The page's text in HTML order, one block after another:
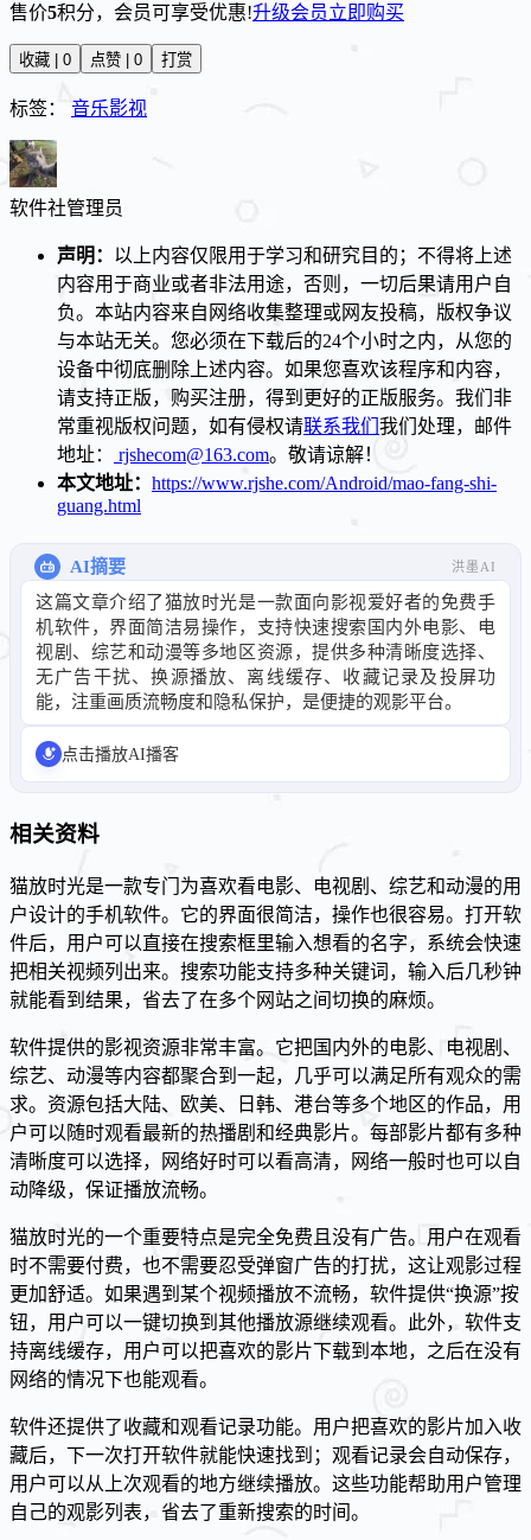
售价5积分，会员可享受优惠!升级会员立即购买
收藏 | 0 点赞 | 0 打赏
标签： 音乐影视
软件社管理员
声明： 以上内容仅限用于学习和研究目的；不得将上述
内容用于商业或者非法用途，否则，一切后果请用户自
负。本站内容来自网络收集整理或网友投稿，版权争议
与本站无关。您必须在下载后的24个小时之内，从您的
设备中彻底删除上述内容。如果您喜欢该程序和内容，
请支持正版，购买注册，得到更好的正版服务。我们非
常重视版权问题，如有侵权请联系我们 我们处理，邮件
地址：
rjshecom@163.com。敬请谅解！
本文地址： https://www.rjshe.com/Android/mao-fang-shi-
guang.html
AI摘要 洪墨AI
这篇文章介绍了猫放时光是一款面向影视爱好者的免费手
机软件，界面简洁易操作，支持快速搜索国内外电影、电
视剧、综艺和动漫等多地区资源，提供多种清晰度选择、
无广告干扰、换源播放、离线缓存、收藏记录及投屏功
能，注重画质流畅度和隐私保护，是便捷的观影平台。
点击播放AI播客
相关资料
猫放时光是一款专门为喜欢看电影、电视剧、综艺和动漫的用
户设计的手机软件。它的界面很简洁，操作也很容易。打开软
件后，用户可以直接在搜索框里输入想看的名字，系统会快速
把相关视频列出来。搜索功能支持多种关键词，输入后几秒钟
就能看到结果，省去了在多个网站之间切换的麻烦。
软件提供的影视资源非常丰富。它把国内外的电影、电视剧、
综艺、动漫等内容都聚合到一起，几乎可以满足所有观众的需
求。资源包括大陆、欧美、日韩、港台等多个地区的作品，用
户可以随时观看最新的热播剧和经典影片。每部影片都有多种
清晰度可以选择，网络好时可以看高清，网络一般时也可以自
动降级，保证播放流畅。
猫放时光的一个重要特点是完全免费且没有广告。用户在观看
时不需要付费，也不需要忍受弹窗广告的打扰，这让观影过程
更加舒适。如果遇到某个视频播放不流畅，软件提供“换源”按
钮，用户可以一键切换到其他播放源继续观看。此外，软件支
持离线缓存，用户可以把喜欢的影片下载到本地，之后在没有
网络的情况下也能观看。
软件还提供了收藏和观看记录功能。用户把喜欢的影片加入收
藏后，下一次打开软件就能快速找到；观看记录会自动保存，
用户可以从上次观看的地方继续播放。这些功能帮助用户管理
自己的观影列表，省去了重新搜索的时间。